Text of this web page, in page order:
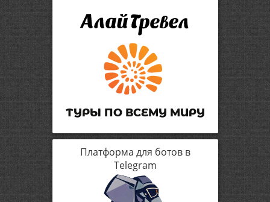
ТУРЫ ПО ВСЕМУ МИРУ
Платформа для ботов в
Telegram